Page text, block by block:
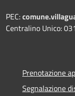
PEC:
Centralino Unico:
Prenotazione
Segnalazione